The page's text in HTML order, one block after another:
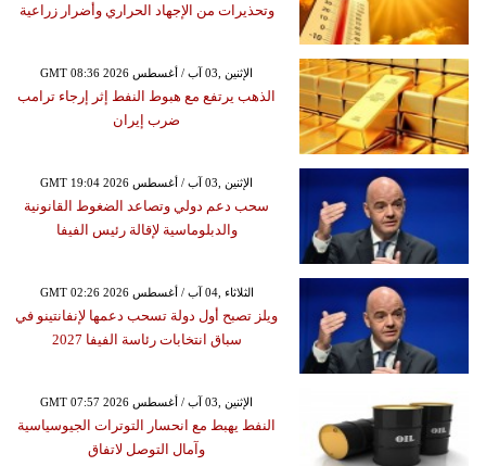
وتحذيرات من الإجهاد الحراري وأضرار زراعية
GMT 08:36 2026 الإثنين ,03 آب / أغسطس
الذهب يرتفع مع هبوط النفط إثر إرجاء ترامب
ضرب إيران
GMT 19:04 2026 الإثنين ,03 آب / أغسطس
سحب دعم دولي وتصاعد الضغوط القانونية
والدبلوماسية لإقالة رئيس الفيفا
GMT 02:26 2026 الثلاثاء ,04 آب / أغسطس
ويلز تصبح أول دولة تسحب دعمها لإنفانتينو في
سباق انتخابات رئاسة الفيفا 2027
GMT 07:57 2026 الإثنين ,03 آب / أغسطس
النفط يهبط مع انحسار التوترات الجيوسياسية
وآمال التوصل لاتفاق